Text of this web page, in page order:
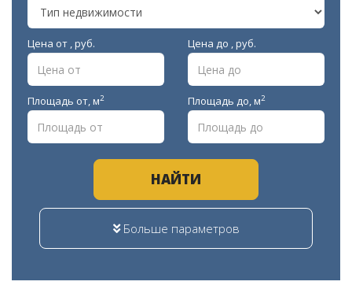
Цена от , руб. Цена до , руб.
Площадь от,м2 Площадь до,м2
НАЙТИ
Больше параметров